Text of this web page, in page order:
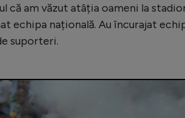
că am văzut atâția oameni la
echipa națională. Au încurajat
suporteri.